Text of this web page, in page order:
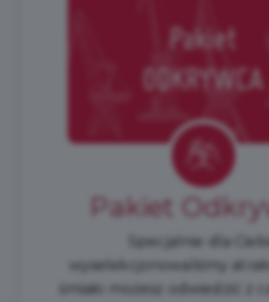
Pakiet
Specjalnie dla
wyselekcjonowaliśmy
śmiało możesz odwiedzić z